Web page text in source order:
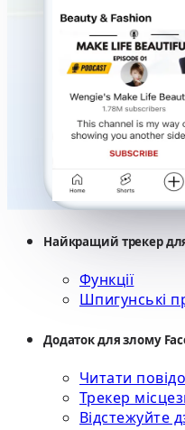
Найкращий трекер
Функції
Шпигунські
Додаток для злому
Читати
Трекер
Відстежуйте